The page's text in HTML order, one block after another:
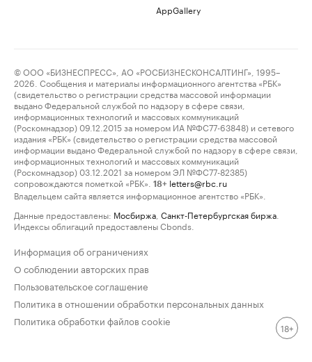
AppGallery
© ООО «БИЗНЕСПРЕСС», АО «РОСБИЗНЕСКОНСАЛТИНГ», 1995–
2026. Сообщения и материалы информационного агентства «РБК»
(свидетельство о регистрации средства массовой информации
выдано Федеральной службой по надзору в сфере связи,
информационных технологий и массовых коммуникаций
(Роскомнадзор) 09.12.2015 за номером ИА №ФС77-63848) и сетевого
издания «РБК» (свидетельство о регистрации средства массовой
информации выдано Федеральной службой по надзору в сфере связи,
информационных технологий и массовых коммуникаций
(Роскомнадзор) 03.12.2021 за номером ЭЛ №ФС77-82385)
сопровождаются пометкой «РБК».
18+ letters@rbc.ru
Владельцем сайта является информационное агентство «РБК».
Данные предоставлены: Мосбиржа Санкт-Петербургская биржа
Индексы облигаций предоставлены Cbonds.
Информация об ограничениях
О соблюдении авторских прав
Пользовательское соглашение
Политика в отношении обработки персональных данных
Политика обработки файлов cookie
18+